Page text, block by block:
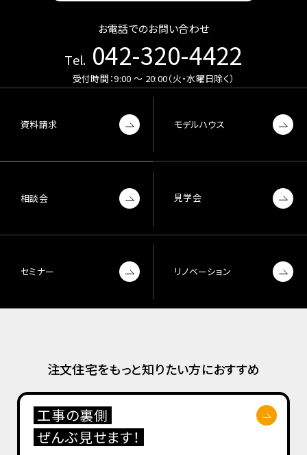
お電話でのお問い合わせ
Tel. 042-320-4422
受付時間：9:00 〜 20:00（火・水曜日除く）
資料請求 モデルハウス
相談会 見学会
セミナー リノベーション
注文住宅をもっと知りたい方におすすめ
工事の裏側
ぜんぶ見せます！